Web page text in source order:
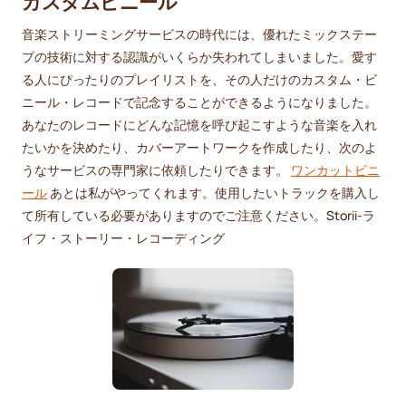
音楽ストリーミングサービスの時代には、優れたミックステー
プの技術に対する認識がいくらか失われてしまいました。愛す
る人にぴったりのプレイリストを、その人だけのカスタム・ビ
ニール・レコードで記念することができるようになりました。
あなたのレコードにどんな記憶を呼び起こすような音楽を入れ
たいかを決めたり、カバーアートワークを作成したり、次のよ
うなサービスの専門家に依頼したりできます。 ワンカットビニ
ールあとは私がやってくれます。使用したいトラックを購入し
て所有している必要がありますのでご注意ください。Storii-ラ
イフ・ストーリー・レコーディング